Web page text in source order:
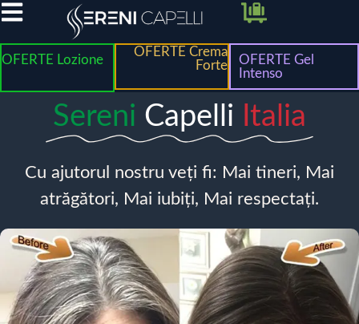
OFERTE Lozione
OFERTE Crema
Forte
OFERTE Gel
Intenso
Sereni Capelli Italia
Cu ajutorul nostru veți fi: Mai tineri, Mai
atrăgători, Mai iubiți, Mai respectați.